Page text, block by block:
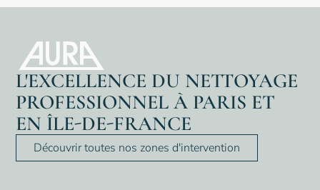
L'EXCELLENCE DU NETTOYAGE
PROFESSIONNEL À PARIS ET
EN ÎLE-DE-FRANCE
Découvrir toutes nos zones d'intervention